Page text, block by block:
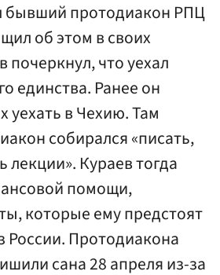
бывший протодиакон РПЦ
об этом в своих
почеркнул, что уехал
единства. Ранее он
уехать в Чехию. Там
собирался «писать,
лекции». Кураев тогда
помощи,
которые ему предстоят
России. Протодиакона
сана 28 апреля из-за